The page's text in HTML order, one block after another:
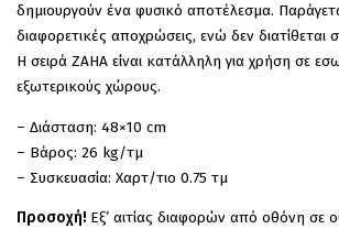
δημιουργούν ένα φυσικό αποτέλεσμα.
διαφορετικές αποχρώσεις, ενώ δεν διατίθεται
Η σειρά ΖΑΗΑ είναι κατάλληλη για χρήση σε
εξωτερικούς χώρους.
– Διάσταση: 48×10 cm
– Βάρος: 26 kg/τμ
– Συσκευασία: Χαρτ/τιο 0.75 τμ
Προσοχή! Εξ’ αιτίας διαφορών από οθόνη σε